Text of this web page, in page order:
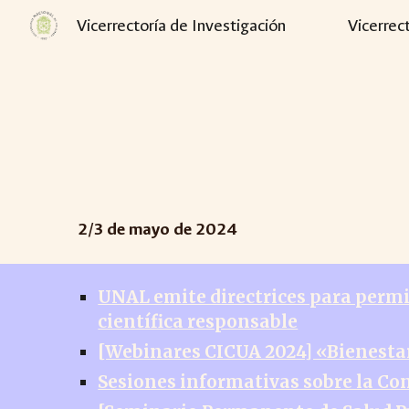
Vicerrectoría de Investigación
2/3 de mayo de 2024
UNAL emite directrices para
científica responsable
[Webinares CICUA 2024]
Sesiones informativas sobre la